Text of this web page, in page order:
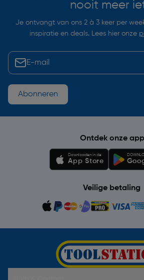
nooit meer
Je ontvangt van ons 2 à 3 keer per
inspiratie en deals. Lees hier onze
Abonneren
Ontdek onze app
Downloaden in de
App Store
Veilige betaling